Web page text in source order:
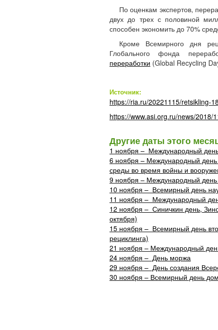
По оценкам экспертов,
двух до трех с половиной
способен экономить до 70%
Кроме Всемирного дня
Глобального фонда
переработки (Global Recycling
Источник:
https://ria.ru/20221115/retsikling-
https://www.asi.org.ru/news/2018/
Другие даты этого
1 ноября – Международный
6 ноября – Международный
среды во время войны и
9 ноября – Международный
10 ноября – Всемирный день
11 ноября – Международный
12 ноября – Синичкин день,
октября)
15 ноября – Всемирный день
рециклинга)
21 ноября – Международный
24 ноября – День моржа
29 ноября – День создания
30 ноября – Всемирный день